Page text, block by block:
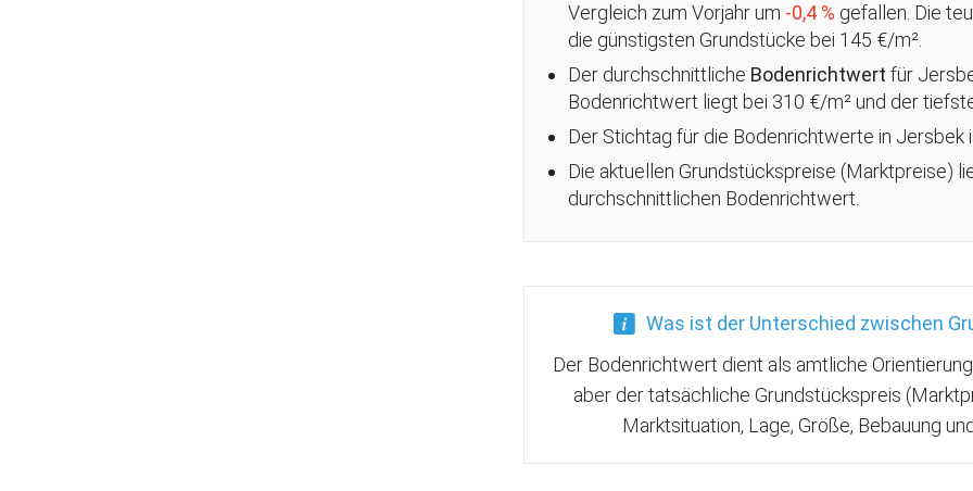
Vergleich zum Vorjahr um -0,4 % gefallen . Die
die günstigsten Grundstücke bei 145 €/m².
Der durchschnittliche Bodenrichtwert für
Bodenrichtwert liegt bei 310 €/m² und der
Der Stichtag für die Bodenrichtwerte in Jersbek
Die aktuellen Grundstückspreise (Marktpreise)
durchschnittlichen Bodenrichtwert.
Was ist der Unterschied zwischen
Der Bodenrichtwert dient als amtliche
aber der tatsächliche Grundstückspreis
Marktsituation, Lage, Größe, Bebauung